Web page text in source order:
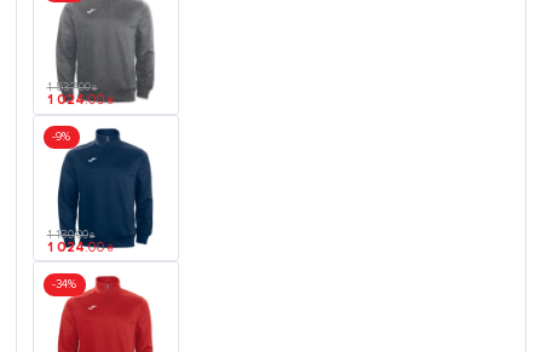
1 537.00 ₴
1 024.00 ₴
-9%
1 130.00 ₴
1 024.00 ₴
-34%